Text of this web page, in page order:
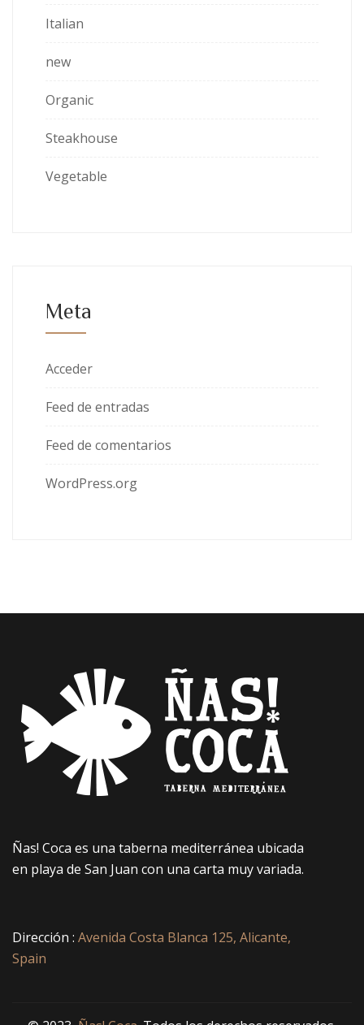
Italian
new
Organic
Steakhouse
Vegetable
Meta
Acceder
Feed de entradas
Feed de comentarios
WordPress.org
Ñas! Coca es una taberna mediterránea ubicada
en playa de San Juan con una carta muy variada.
Dirección : Avenida Costa Blanca 125, Alicante,
Spain